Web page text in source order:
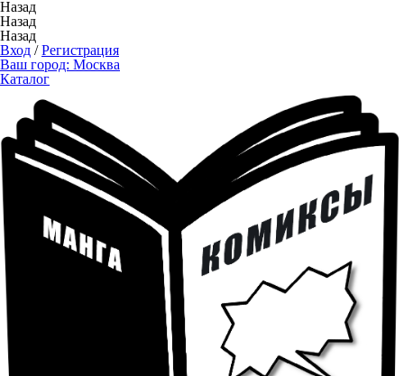
Назад
Назад
Назад
Вход /Регистрация
Ваш город: Москва
Каталог